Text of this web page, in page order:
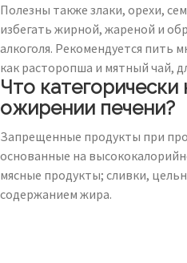
Полезны также злаки, орехи,
избегать жирной, жареной и
алкоголя. Рекомендуется пить
как расторопша и мятный чай,
Что категорически
ожирении печени?
Запрещенные продукты при
основанные на
мясные продукты; сливки,
содержанием жира.